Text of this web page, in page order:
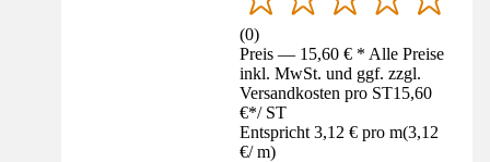
(0)
Preis — 15,60 € * Alle Preise
inkl. MwSt. und ggf. zzgl.
Versandkosten pro ST15,60
€*/ ST
Entspricht 3,12 € pro m(3,12
€/ m)